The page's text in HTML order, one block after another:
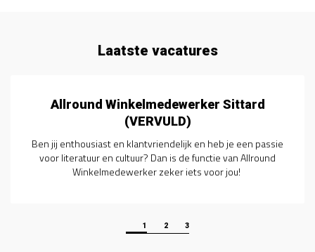
Laatste vacatures
je een passie
van Allround
Medewerk(st)er Binnendienst
Ben jij een enthousiaste en gedreven
die op zoek is naar een nieuwe
makelaardij? Dan zijn wij op zoek
1 2 3